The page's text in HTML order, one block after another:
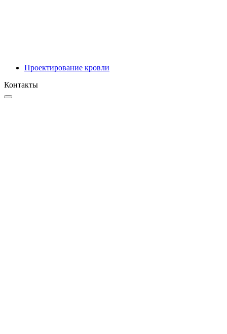
Проектирование кровли
Контакты